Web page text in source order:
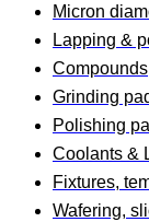
Micron
Lapping &
Compounds
Grinding
Polishing
Coolants &
Fixtures,
Wafering,